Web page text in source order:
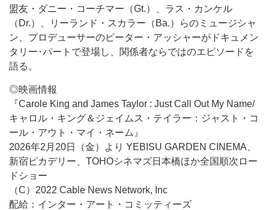
盟友・ダニー・コーチマー（Gt.）、ラス・カンケル
（Dr.）、リーランド・スカラー（Ba.）らのミュージシャ
ン、プロデューサーのピーター・アッシャーがドキュメン
タリー･パートで登場し、関係者ならではのエピソードを
語る。
◎映画情報
『Carole King and James Taylor : Just Call Out My Name/
キャロル・キング＆ジェイムス・テイラー：ジャスト・コ
ール・アウト・マイ・ネーム』
2026年2月20日（金）より YEBISU GARDEN CINEMA、
新宿ピカデリー、TOHOシネマズ日本橋ほか全国順次ロー
ドショー
（C）2022 Cable News Network, Inc
配給：インター・アート・コミッティーズ